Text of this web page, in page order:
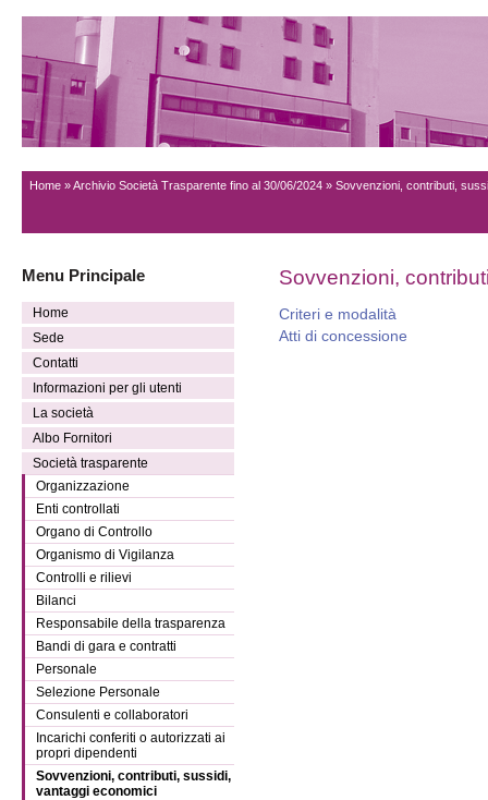
Home »Archivio Società Trasparente fino al 30/06/2024 » Sovvenzioni, contributi,
Menu Principale
Home
Sede
Contatti
Informazioni per gli utenti
La società
Albo Fornitori
Società trasparente
Organizzazione
Enti controllati
Organo di Controllo
Organismo di Vigilanza
Controlli e rilievi
Bilanci
Responsabile della trasparenza
Bandi di gara e contratti
Personale
Selezione Personale
Consulenti e collaboratori
Incarichi conferiti o autorizzati ai
propri dipendenti
Sovvenzioni, contributi, sussidi,
vantaggi economici
Sovvenzioni,
Criteri e modalità
Atti di concessione